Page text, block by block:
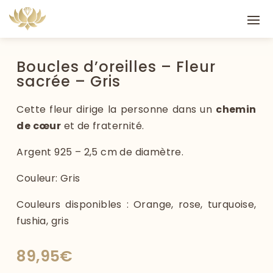
Boucles d’oreilles – Fleur
sacrée – Gris
Cette fleur dirige la personne dans un chemin
de cœur et de fraternité.
Argent 925 – 2,5 cm de diamètre.
Couleur: Gris
Couleurs disponibles : Orange, rose, turquoise,
fushia, gris
89,95€